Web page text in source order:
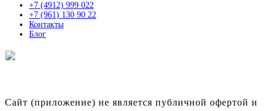
+7 (4912) 999 022
+7 (961) 130 90 22
Контакты
Блог
Сайт (приложение) не является публичной офертой и